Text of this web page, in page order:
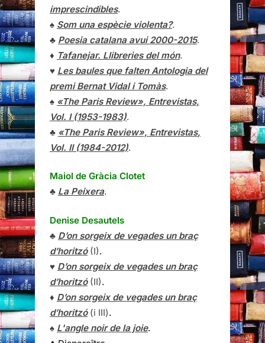
imprescindibles.
♠ Som una espècie violenta?.
♣ Poesia catalana avui 2000-2015.
♦ Tafanejar. Llibreries del món.
♥ Les baules que falten Antologia del
premi Bernat Vidal i Tomàs.
♠ «The Paris Review», Entrevistas,
Vol. I (1953-1983).
♣ «The Paris Review», Entrevistas,
Vol. II (1984-2012).
Maiol de Gràcia Clotet
♣ La Peixera.
Denise Desautels
♣ D’on sorgeix de vegades un braç
d’horitzó(I).
♥ D’on sorgeix de vegades un braç
d’horitzó(II).
♦ D’on sorgeix de vegades un braç
d’horitzó(i III).
♠ L'angle noir de la joie.